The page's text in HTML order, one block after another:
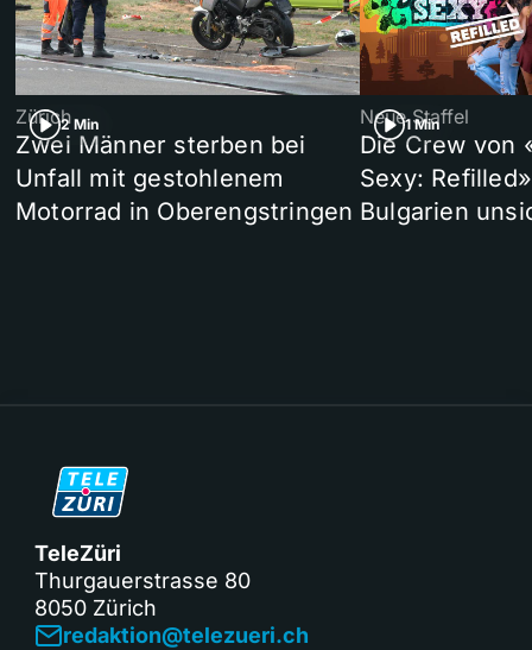
2 Min
Zürich
Zwei Männer sterben bei
Unfall mit gestohlenem
Motorrad in Oberengstringen
1 Min
Neue Staffel
Die Crew von
Sexy:
Bulgarien
TeleZüri
Thurgauerstrasse 80
8050 Zürich
redaktion@telezueri.ch